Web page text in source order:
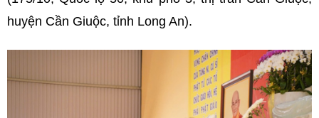
huyện Cần Giuộc, tỉnh Long An).